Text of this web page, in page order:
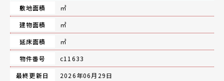
敷地面積
㎡
建物面積
㎡
延床面積
㎡
物件番号
c11633
最終更新日
2026年06月29日